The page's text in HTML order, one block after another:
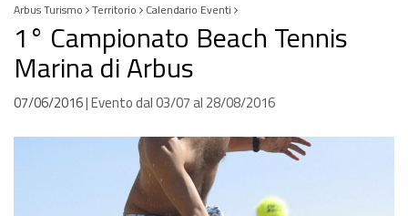
Arbus Turismo Territorio Calendario Eventi
1° Campionato Beach Tennis
Marina di Arbus
07/06/2016| Evento dal03/07 al 28/08/2016